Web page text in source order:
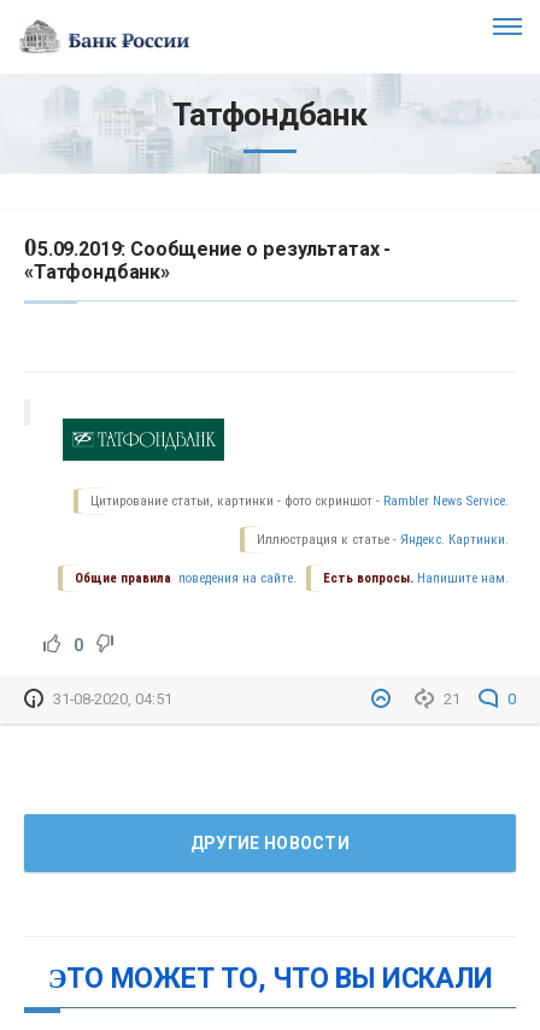
Татфондбанк
05.09.2019: Сообщение о результатах -
«Татфондбанк»
Цитирование статьи, картинки - фото скриншот - Rambler News Service.
Иллюстрация к статье - Яндекс. Картинки.
Есть вопросы. Напишите нам.
Общие правила поведения на сайте.
0
21 0
31-08-2020, 04:51
ДРУГИЕ НОВОСТИ
ЭТО МОЖЕТ ТО, ЧТО ВЫ ИСКАЛИ